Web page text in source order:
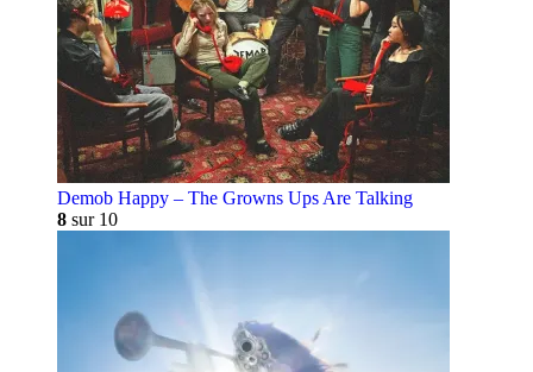
Demob Happy – The Growns Ups Are Talking
8 sur 10